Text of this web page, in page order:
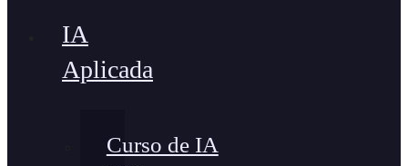
IA
Aplicada
Curso de IA